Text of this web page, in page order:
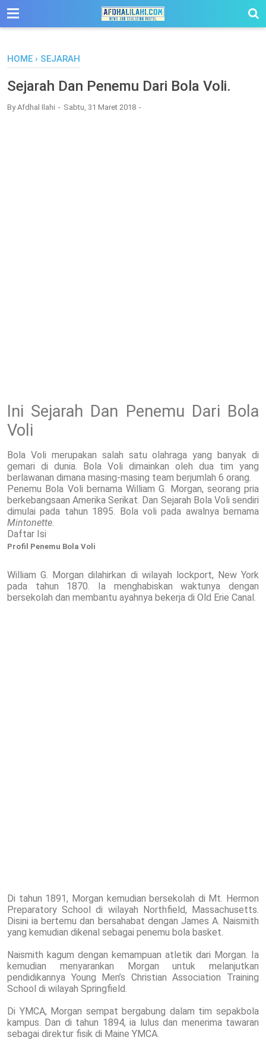
-->
HOME › SEJARAH
Sejarah Dan Penemu Dari Bola Voli.
ByAfdhal Ilahi Sabtu, 31 Maret 2018
Ini Sejarah Dan Penemu Dari Bola
Voli
Bola Voli merupakan salah satu olahraga yang banyak di
gemari di dunia. Bola Voli dimainkan oleh dua tim yang
berlawanan dimana masing-masing team berjumlah 6 orang.
Penemu Bola Voli bernama William G. Morgan, seorang pria
berkebangsaan Amerika Serikat. Dan Sejarah Bola Voli sendiri
dimulai pada tahun 1895. Bola voli pada awalnya bernama
Mintonette.
Daftar Isi
Profil Penemu Bola Voli
William G. Morgan dilahirkan di wilayah lockport, New York
pada tahun 1870. Ia menghabiskan waktunya dengan
bersekolah dan membantu ayahnya bekerja di Old Erie Canal.
Di tahun 1891, Morgan kemudian bersekolah di Mt. Hermon
Preparatory School di wilayah Northfield, Massachusetts.
Disini ia bertemu dan bersahabat dengan James A. Naismith
yang kemudian dikenal sebagai penemu bola basket.
Naismith kagum dengan kemampuan atletik dari Morgan. Ia
kemudian menyarankan Morgan untuk melanjutkan
pendidikannya Young Men’s Christian Association Training
School di wilayah Springfield.
Di YMCA, Morgan sempat bergabung dalam tim sepakbola
kampus. Dan di tahun 1894, ia lulus dan menerima tawaran
sebagai direktur fisik di Maine YMCA.